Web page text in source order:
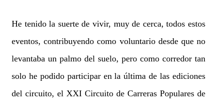
He tenido la suerte de vivir, muy de cerca, todos estos
eventos, contribuyendo como voluntario desde que no
levantaba un palmo del suelo, pero como corredor tan
solo he podido participar en la última de las ediciones
del circuito, el XXI Circuito de Carreras Populares de